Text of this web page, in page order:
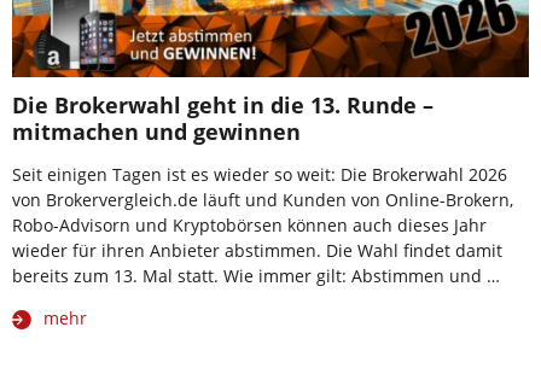
Die Brokerwahl geht in die 13. Runde –
mitmachen und gewinnen
Seit einigen Tagen ist es wieder so weit: Die Brokerwahl 2026
von Brokervergleich.de läuft und Kunden von Online-Brokern,
Robo-Advisorn und Kryptobörsen können auch dieses Jahr
wieder für ihren Anbieter abstimmen. Die Wahl findet damit
bereits zum 13. Mal statt. Wie immer gilt: Abstimmen und …
mehr